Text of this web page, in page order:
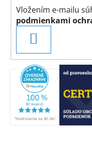
Vložením e-mailu
podmienkami
SA